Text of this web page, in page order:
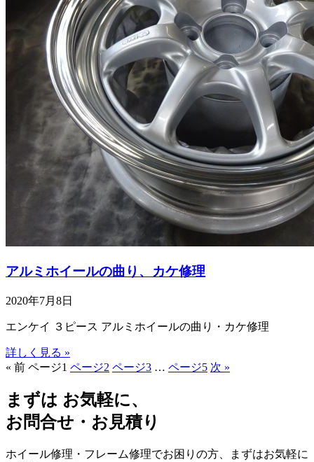
アルミホイールの曲り、カケ修理
2020年7月8日
エンケイ ３ピース アルミホイールの曲り・カケ修理
詳しく見る »
« 前 ページ1 ページ2 ページ3 … ページ5 次 »
まずは お気軽に、
お問合せ・お見積り
ホイール修理・フレーム修理でお困りの方、まずはお気軽に